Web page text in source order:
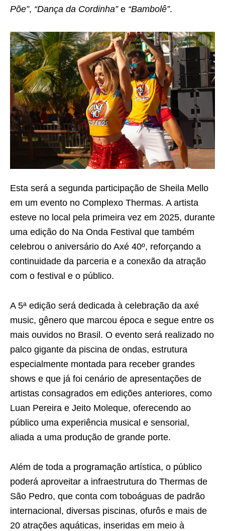
Põe”, “Dança da Cordinha”e “Bambolê”.
Esta será a segunda participação de Sheila Mello
em um evento no Complexo Thermas. A artista
esteve no local pela primeira vez em 2025, durante
uma edição do Na Onda Festival que também
celebrou o aniversário do Axé 40º, reforçando a
continuidade da parceria e a conexão da atração
com o festival e o público.
A 5ª edição será dedicada à celebração da axé
music, gênero que marcou época e segue entre os
mais ouvidos no Brasil. O evento será realizado no
palco gigante da piscina de ondas, estrutura
especialmente montada para receber grandes
shows e que já foi cenário de apresentações de
artistas consagrados em edições anteriores, como
Luan Pereira e Jeito Moleque, oferecendo ao
público uma experiência musical e sensorial,
aliada a uma produção de grande porte.
Além de toda a programação artística, o público
poderá aproveitar a infraestrutura do Thermas de
São Pedro, que conta com toboáguas de padrão
internacional, diversas piscinas, ofurôs e mais de
20 atrações aquáticas, inseridas em meio à